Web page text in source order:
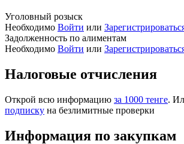
Уголовный розыск
Необходимо Войти или
Задолженность по алиментам
Необходимо Войти или
Налоговые отчисления
Открой всю информацию за 1000 тенге.
подписку на безлимитные проверки
Информация по закупкам